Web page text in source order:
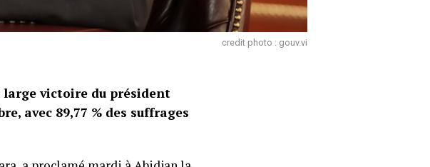
credit photo : gouv.vi
victoire du président
avec 89,77 % des suffrages